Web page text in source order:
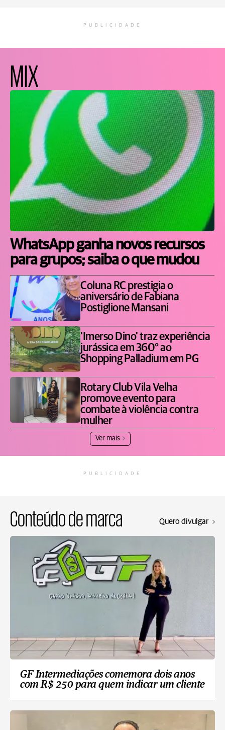
PUBLICIDADE
MIX
WhatsApp ganha novos recursos
para grupos; saiba o que mudou
Coluna RC prestigia o
aniversário de Fabiana
Postiglione Mansani
'Imerso Dino' traz experiência
jurássica em 360° ao
Shopping Palladium em PG
Rotary Club Vila Velha
promove evento para
combate à violência contra
mulher
Ver mais
PUBLICIDADE
Conteúdo de marca Quero divulgar
GF Intermediações comemora dois anos
com R$ 250 para quem indicar um cliente